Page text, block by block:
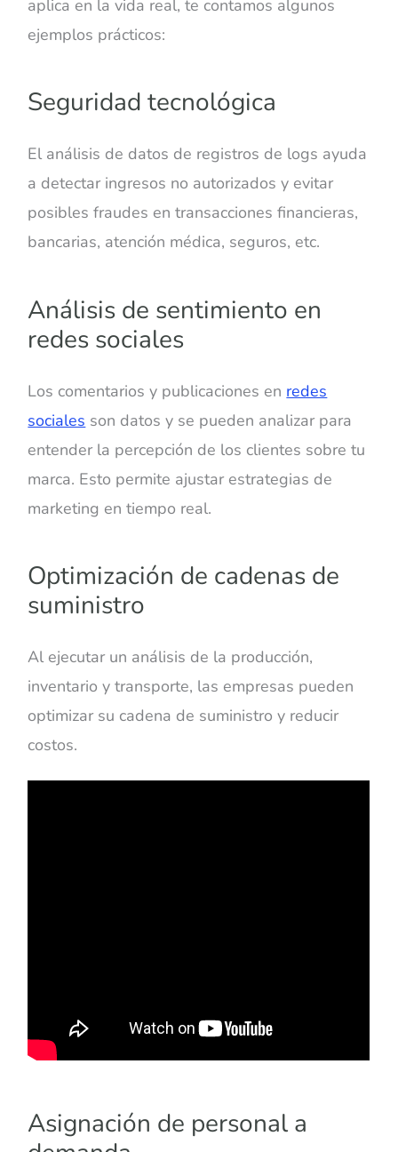
aplica en la vida real, te contamos algunos
ejemplos prácticos:
Seguridad tecnológica
El análisis de datos de registros de logs ayuda
a detectar ingresos no autorizados y evitar
posibles fraudes en transacciones financieras,
bancarias, atención médica, seguros, etc.
Análisis de sentimiento en
redes sociales
Los comentarios y publicaciones en redes
sociales son datos y se pueden analizar para
entender la percepción de los clientes sobre tu
marca. Esto permite ajustar estrategias de
marketing en tiempo real.
Optimización de cadenas de
suministro
Al ejecutar un análisis de la producción,
inventario y transporte, las empresas pueden
optimizar su cadena de suministro y reducir
costos.
Asignación de personal a